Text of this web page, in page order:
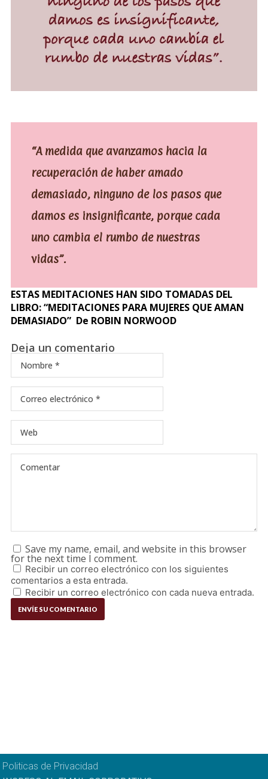
“A medida que avanzamos hacia la
recuperación de haber amado
demasiado, ninguno de los pasos que
damos es insignificante, porque cada
uno cambia el rumbo de nuestras
vidas”.
ESTAS MEDITACIONES HAN SIDO TOMADAS DEL
LIBRO: “MEDITACIONES PARA MUJERES QUE AMAN
DEMASIADO” De ROBIN NORWOOD
Deja un comentario
Save my name, email, and website in this browser
for the next time I comment.
Recibir un correo electrónico con los siguientes
comentarios a esta entrada.
Recibir un correo electrónico con cada nueva entrada.
Politicas de Privacidad